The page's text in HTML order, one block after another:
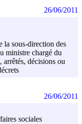
la sous-direction des
ministre chargé du
décisions ou
26/06/2011
sociales
26/06/2011